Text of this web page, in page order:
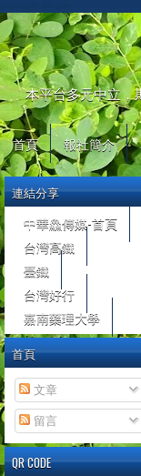
本平台多元中立，
首頁 報社簡介
連結分享
中華鱻傳媒-首頁
台灣高鐵
臺鐵
台灣好行
嘉南藥理大學
首頁
文章
留言
QR CODE